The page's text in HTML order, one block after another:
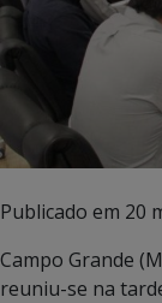
Publicado em 20
Campo Grande
reuniu-se na